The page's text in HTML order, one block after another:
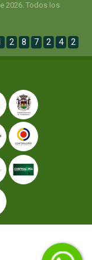
2026. Todos los
2 8 7 2 4 2